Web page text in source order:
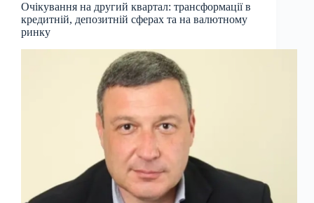
Очікування на другий квартал: трансформації в
кредитній, депозитній сферах та на валютному
ринку